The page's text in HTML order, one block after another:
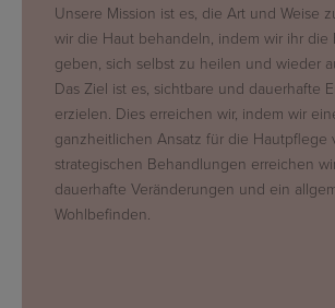
Unsere Mission ist es, die Art und Weise
wir die Haut behandeln, indem wir ihr die
geben, sich selbst zu heilen und wieder
Das Ziel ist es, sichtbare und dauerhafte
erzielen. Dies erreichen wir, indem wir
ganzheitlichen Ansatz für die Hautpflege
strategischen Behandlungen erreichen
dauerhafte Veränderungen und ein
Wohlbefinden.